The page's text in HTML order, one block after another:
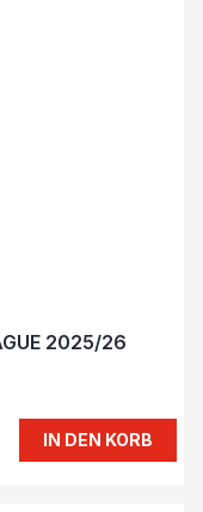
2025/26
IN DEN KORB